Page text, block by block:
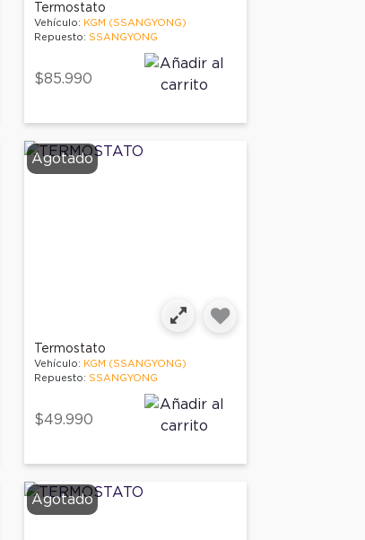
Termostato
Vehículo: KGM (SSANGYONG)
Repuesto: SSANGYONG
$85.990
Agotado
Termostato
Vehículo: KGM (SSANGYONG)
Repuesto: SSANGYONG
$49.990
Agotado